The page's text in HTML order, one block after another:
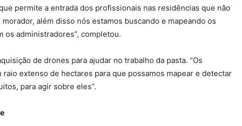
permite a entrada dos profissionais nas residências que não
além disso nós estamos buscando e mapeando os
os administradores”, completou.
de drones para ajudar no trabalho da pasta. “Os
extenso de hectares para que possamos mapear e detectar
para agir sobre eles”.